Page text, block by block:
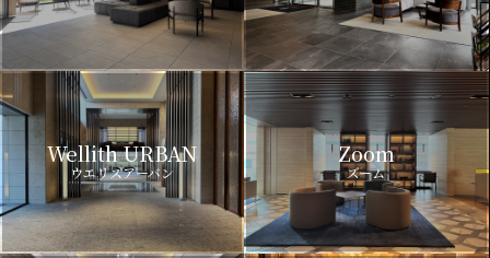
Wellith URBAN
ウエリスアーバン
Zoom
ズーム